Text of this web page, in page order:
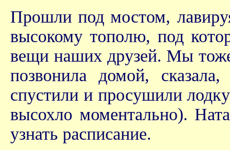
Прошли под мостом,
высокому тополю, под
вещи наших друзей. Мы
позвонила домой,
спустили и просушили
высохло моментально).
узнать расписание.